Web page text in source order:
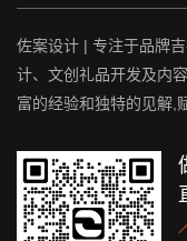
佐案设计 | 专注于品牌
计、文创礼品开发及内
富的经验和独特的见解,